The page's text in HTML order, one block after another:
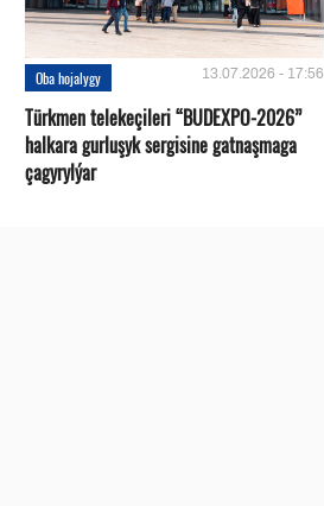
Oba hojalygy 13.07.2026 - 17:56
Türkmen telekeçileri “BUDEXPO-2026”
halkara gurluşyk sergisine gatnaşmaga
çagyrylýar